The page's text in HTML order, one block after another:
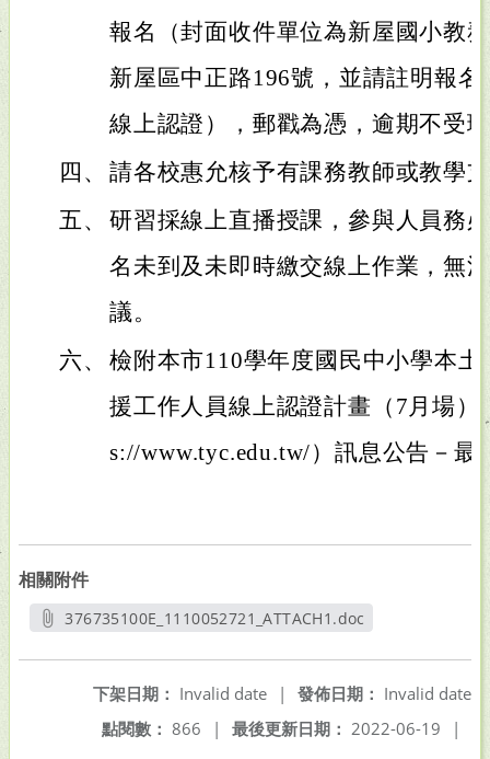
報名（封面收件單位為新屋國小教
新屋區中正路196號，並請註明報
線上認證），郵戳為憑，逾期不受
四、 請各校惠允核予有課務教師或教學
五、 研習採線上直播授課，參與人員務
名未到及未即時繳交線上作業，無
議。
六、 檢附本市110學年度國民中小學本
援工作人員線上認證計畫（7月場
s://www.tyc.edu.tw/）訊息公告－最
相關附件
376735100E_1110052721_ATTACH1.doc
發佈日期： Invalid date
下架日期： Invalid date
|
最後更新日期： 2022-06-19 |
點閱數： 866 |